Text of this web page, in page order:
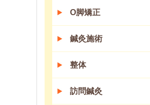
O脚矯正
鍼灸施術
整体
訪問鍼灸